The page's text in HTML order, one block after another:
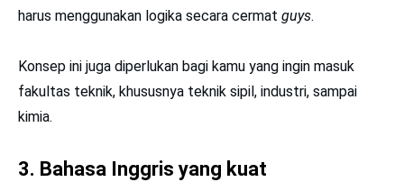
harus menggunakan logika secara cermat guys.
Konsep ini juga diperlukan bagi kamu yang ingin masuk
fakultas teknik, khususnya teknik sipil, industri, sampai
kimia.
3. Bahasa Inggris yang kuat